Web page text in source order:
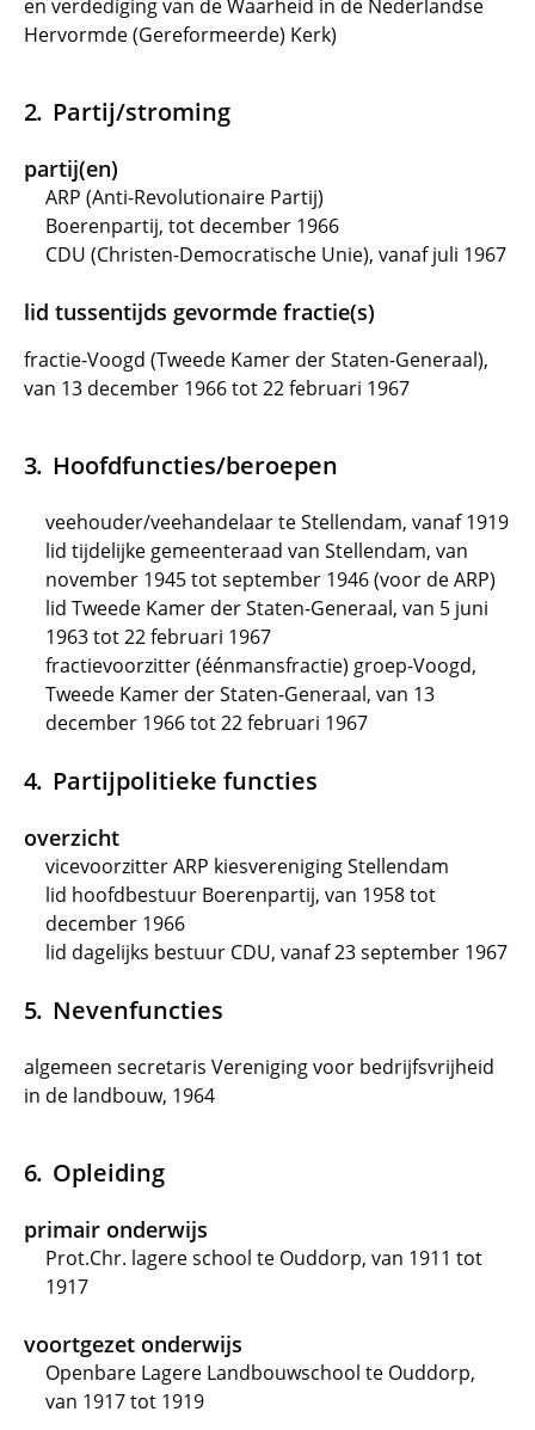
en verdediging van de Waarheid in de Nederlandse
Hervormde (Gereformeerde) Kerk)
Partij/stroming
partij(en)
ARP (Anti-Revolutionaire Partij)
Boerenpartij, tot december 1966
CDU (Christen-Democratische Unie), vanaf juli 1967
lid tussentijds gevormde fractie(s)
fractie-Voogd (Tweede Kamer der Staten-Generaal),
van 13 december 1966 tot 22 februari 1967
Hoofdfuncties/beroepen
veehouder/veehandelaar te Stellendam, vanaf 1919
lid tijdelijke gemeenteraad van Stellendam, van
november 1945 tot september 1946 (voor de ARP)
lid Tweede Kamer der Staten-Generaal, van 5 juni
1963 tot 22 februari 1967
fractievoorzitter (éénmansfractie) groep-Voogd,
Tweede Kamer der Staten-Generaal, van 13
december 1966 tot 22 februari 1967
Partijpolitieke functies
overzicht
vicevoorzitter ARP kiesvereniging Stellendam
lid hoofdbestuur Boerenpartij, van 1958 tot
december 1966
lid dagelijks bestuur CDU, vanaf 23 september 1967
Nevenfuncties
algemeen secretaris Vereniging voor bedrijfsvrijheid
in de landbouw, 1964
Opleiding
primair onderwijs
Prot.Chr. lagere school te Ouddorp, van 1911 tot
1917
voortgezet onderwijs
Openbare Lagere Landbouwschool te Ouddorp,
van 1917 tot 1919